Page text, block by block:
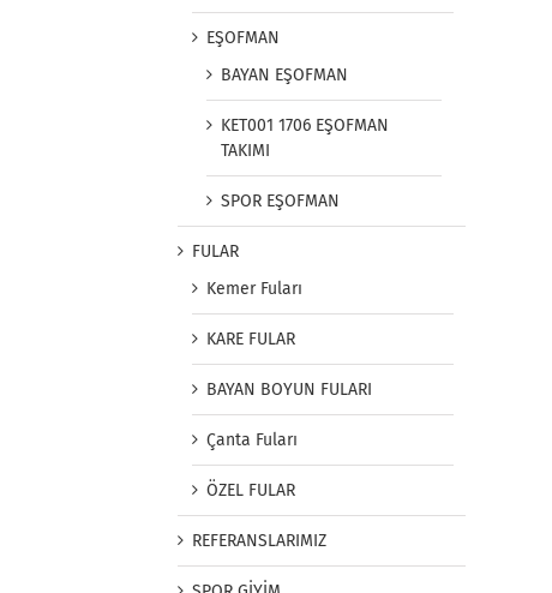
EŞOFMAN
BAYAN EŞOFMAN
KET001 1706 EŞOFMAN
TAKIMI
SPOR EŞOFMAN
FULAR
Kemer Fuları
KARE FULAR
BAYAN BOYUN FULARI
Çanta Fuları
ÖZEL FULAR
REFERANSLARIMIZ